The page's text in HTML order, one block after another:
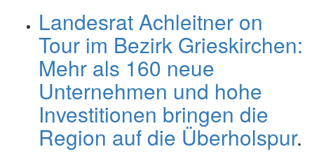
Landesrat Achleitner on
Tour im Bezirk Grieskirchen:
Mehr als 160 neue
Unternehmen und hohe
Investitionen bringen die
Region auf die Überholspur.